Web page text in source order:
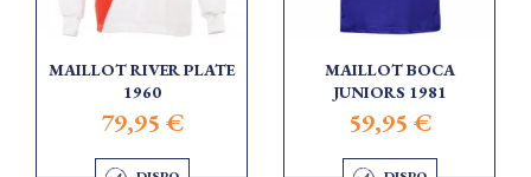
MAILLOT RIVER PLATE
1960
79,95 €
MAILLOT BOCA
JUNIORS 1981
59,95 €